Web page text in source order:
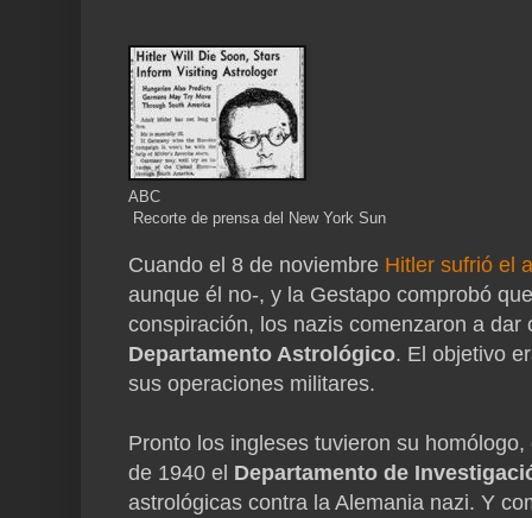
ABC
Recorte de prensa del New York Sun
Cuando el 8 de noviembre Hitler sufrió el
aunque él no-, y la Gestapo comprobó
conspiración, los nazis comenzaron a
Departamento Astrológico. El objetivo
sus operaciones militares.
Pronto los ingleses tuvieron su
de 1940 el Departamento de
astrológicas contra la Alemania nazi. Y